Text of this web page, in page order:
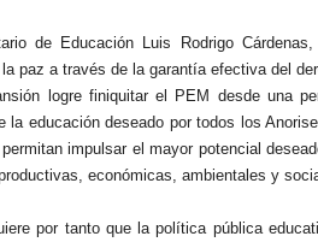
de Educación Luis Rodrigo
paz a través de la garantía efectiva del
logre finiquitar el PEM desde una
educación deseado por todos los
impulsar el mayor potencial
económicas, ambientales y
por tanto que la política pública